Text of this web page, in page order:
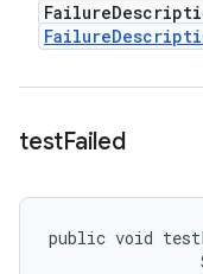
Failure
Failure
testFailed
public void